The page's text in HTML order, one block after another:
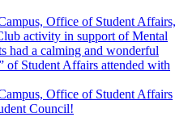
Office of Student Affairs,
activity in support of Mental
had a calming and wonderful
Student Affairs attended with
Office of Student Affairs
Council!